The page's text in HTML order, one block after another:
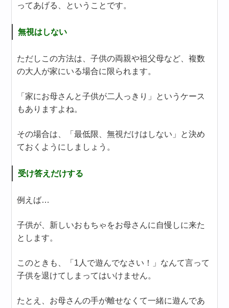
ってあげる、ということです。
無視はしない
ただしこの方法は、子供の両親や祖父母など、複数
の大人が家にいる場合に限られます。
「家にお母さんと子供が二人っきり」というケース
もありますよね。
その場合は、「最低限、無視だけはしない」と決め
ておくようにしましょう。
受け答えだけする
例えば…
子供が、新しいおもちゃをお母さんに自慢しに来た
とします。
このときも、「1人で遊んでなさい！」なんて言って
子供を退けてしまってはいけません。
たとえ、お母さんの手が離せなくて一緒に遊んであ